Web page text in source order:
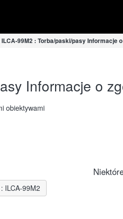
ILCA-99M2 : Torba/paski/pasy Informacje
Informacje o
obiektywami
ILCA-99M2